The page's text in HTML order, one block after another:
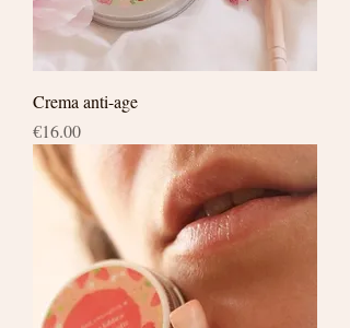
Crema anti-age
Price
€16.00